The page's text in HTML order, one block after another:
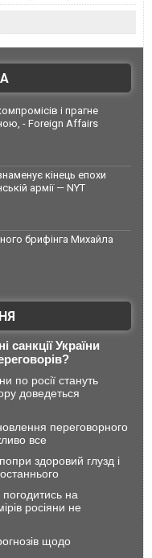
і прагне
- Foreign Affairs
кінець епохи
армії — NYT
брифінга Михайла
України
по росії стануть
доведеться
переговорного
все
здоровий глузд і
на
росіяни не
щодо